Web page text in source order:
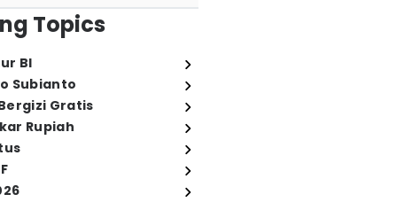
Topics
BI
Subianto
Gratis
Rupiah